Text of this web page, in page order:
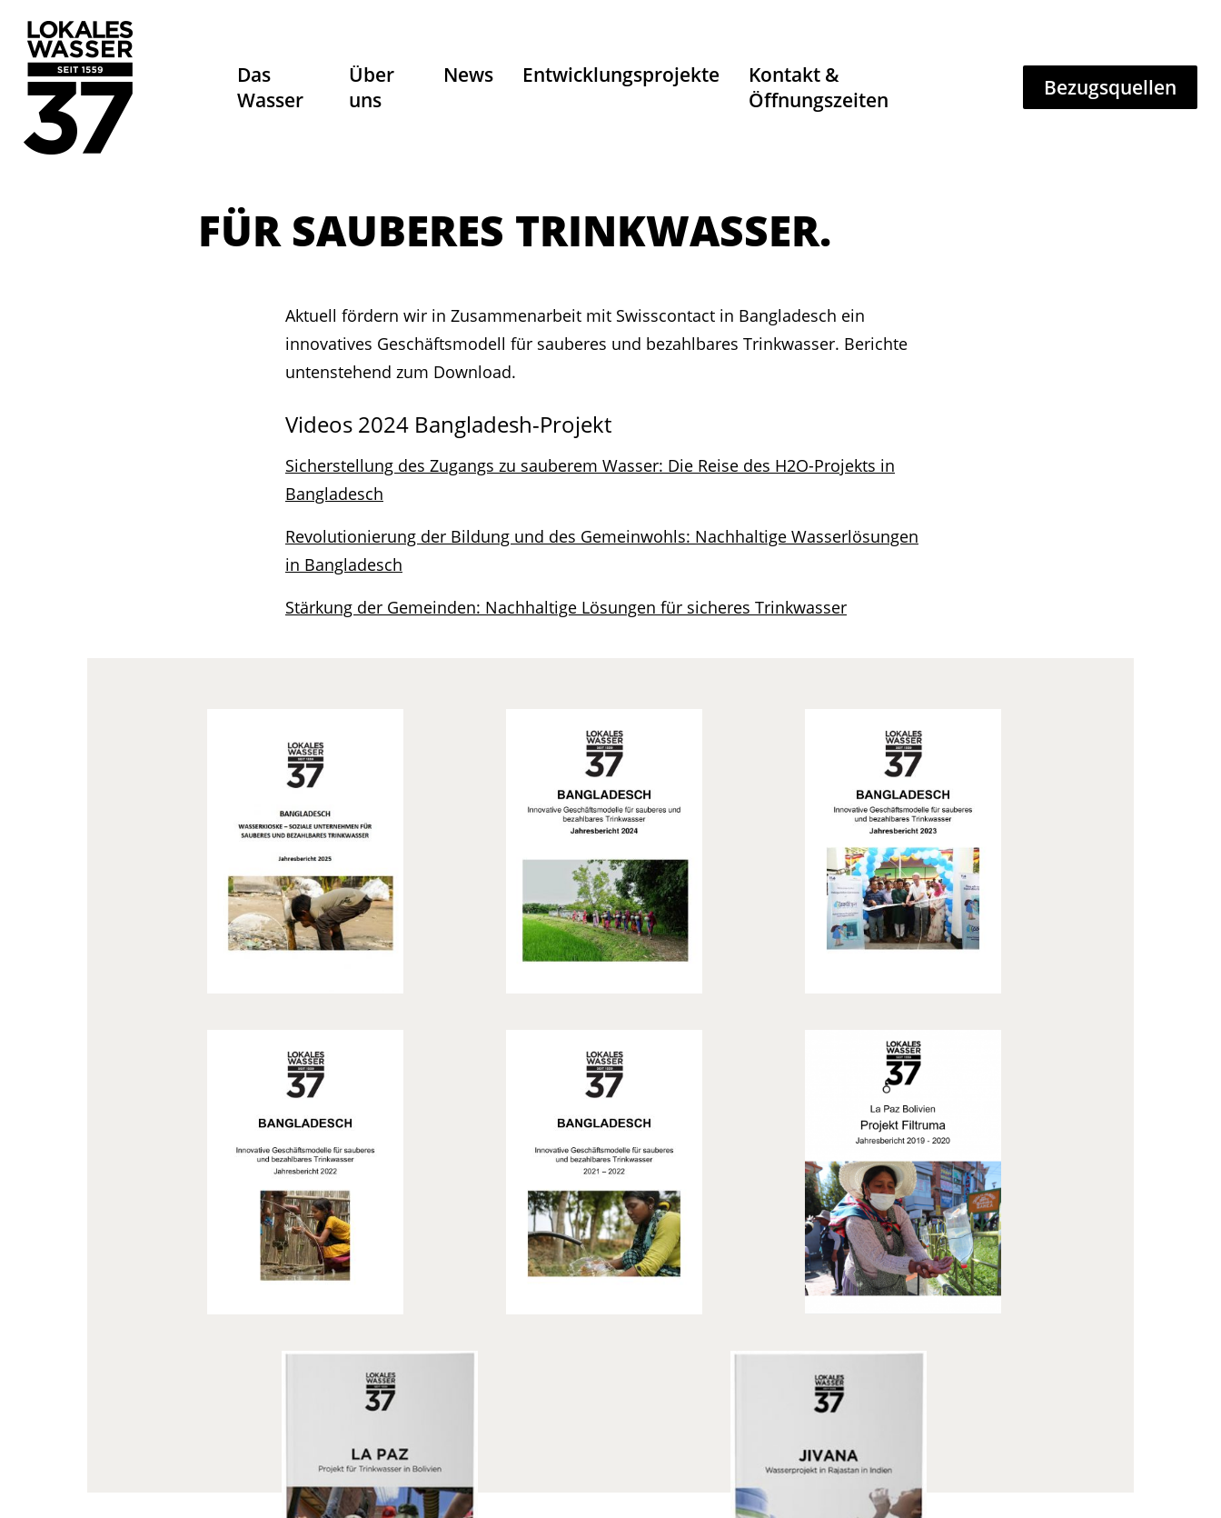
Das
Wasser
Über
uns
News Entwicklungsprojekte
Kontakt &
Öffnungszeiten
Bezugsquellen
FÜR SAUBERES TRINKWASSER.
Aktuell fördern wir in Zusammenarbeit mit Swisscontact in Bangladesch ein
innovatives Geschäftsmodell für sauberes und bezahlbares Trinkwasser. Berichte
untenstehend zum Download.
Videos 2024 Bangladesh-Projekt
Sicherstellung des Zugangs zu sauberem Wasser: Die Reise des H2O-Projekts in
Bangladesch
Revolutionierung der Bildung und des Gemeinwohls: Nachhaltige Wasserlösungen
in Bangladesch
Stärkung der Gemeinden: Nachhaltige Lösungen für sicheres Trinkwasser